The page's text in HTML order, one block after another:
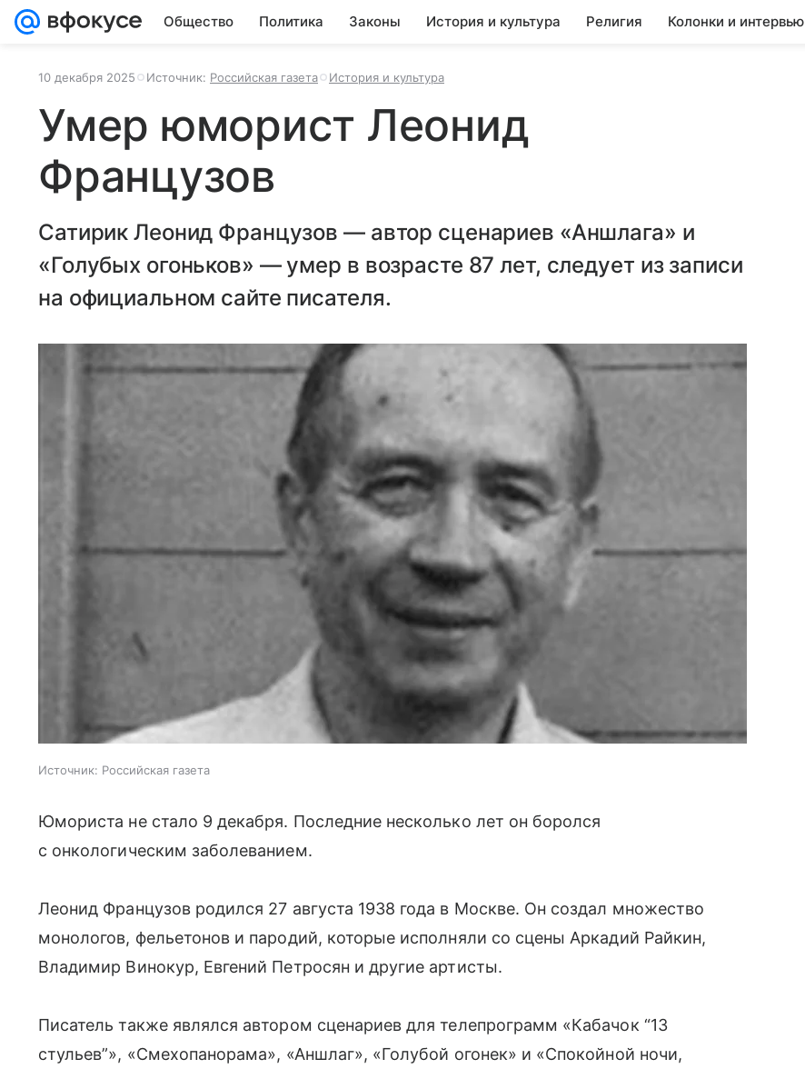
Общество Политика Законы История и культура Религия Колонки и интервью
10 декабря 2025 Источник: Российская газета История и культура
Умер юморист Леонид
Французов
Сатирик Леонид Французов — автор сценариев «Аншлага» и
«Голубых огоньков» — умер в возрасте 87 лет, следует из записи
на официальном сайте писателя.
Источник: Российская газета
Юмориста не стало 9 декабря. Последние несколько лет он боролся
с онкологическим заболеванием.
Леонид Французов родился 27 августа 1938 года в Москве. Он создал множество
монологов, фельетонов и пародий, которые исполняли со сцены Аркадий Райкин,
Владимир Винокур, Евгений Петросян и другие артисты.
Писатель также являлся автором сценариев для телепрограмм «Кабачок “13
стульев”», «Смехопанорама», «Аншлаг», «Голубой огонек» и «Спокойной ночи,